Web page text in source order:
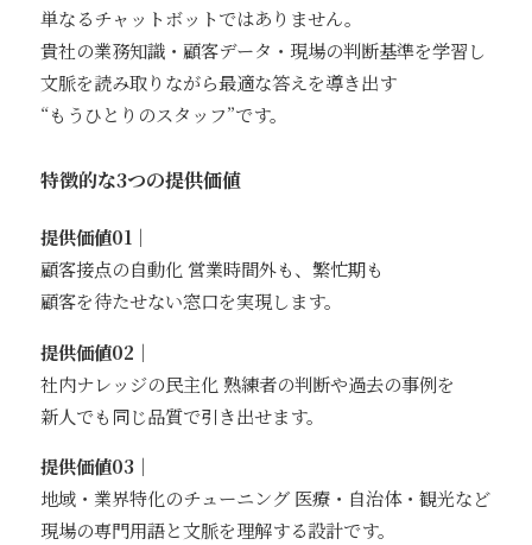
単なるチャットボットではありません。
貴社の業務知識・顧客データ・現場の判断基準を学習し
文脈を読み取りながら最適な答えを導き出す
“もうひとりのスタッフ”です。
特徴的な3つの提供価値
提供価値01｜
顧客接点の自動化 営業時間外も、繁忙期も
顧客を待たせない窓口を実現します。
提供価値02｜
社内ナレッジの民主化 熟練者の判断や過去の事例を
新人でも同じ品質で引き出せます。
提供価値03｜
地域・業界特化のチューニング 医療・自治体・観光など
現場の専門用語と文脈を理解する設計です。